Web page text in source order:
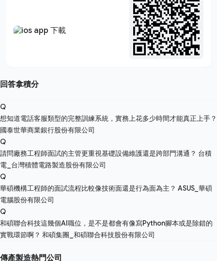
回答拿積分
Q
想知道電話客服類型的完整訓練系統，實務上花多少時間才能真正上手？
國泰世華商業銀行股份有限公司
Q
請問廠務工程師面試的主管更重視基礎設備維護還是跨部門溝通？ 台積
電_台灣積體電路製造股份有限公司
Q
華碩機構工程師的面試流程比較像技術面還是行為面為主？ ASUS_華碩
電腦股份有限公司
Q
和碩聯合科技這幾個AI職位，是不是都會有像寫Python腳本或是除錯的
實戰環節啊？ 和碩集團_和碩聯合科技股份有限公司
傳產製造熱門公司